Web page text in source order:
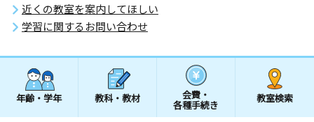
近くの教室を案内してほしい
学習に関するお問い合わせ
年齢・学年 教科・教材 会費・
各種手続き
教室検索